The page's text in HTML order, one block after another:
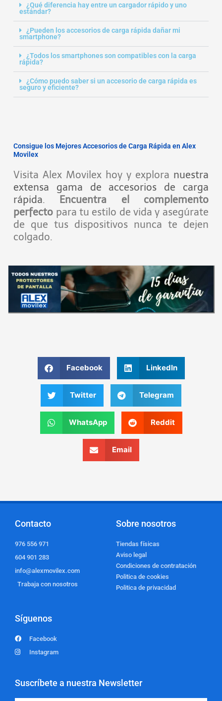
¿Qué diferencia hay entre un cargador rápido y uno
estándar?
¿Pueden los accesorios de carga rápida dañar mi
smartphone?
¿Todos los smartphones son compatibles con la carga
rápida?
¿Cómo puedo saber si un accesorio de carga rápida es
seguro y eficiente?
Consigue los Mejores Accesorios de Carga Rápida en Alex
Movilex
Visita Alex Movilex hoy y explora nuestra
extensa gama de accesorios de carga
rápida.
Encuentra el complemento
perfecto para tu estilo de vida y asegúrate
de que tus dispositivos nunca te dejen
colgado.
Facebook LinkedIn
Twitter Telegram
WhatsApp Reddit
Email
Contacto
976 556 971
604 901 283
info@alexmovilex.com
Trabaja con nosotros
Sobre nosotros
Tiendas físicas
Aviso legal
Condiciones de contratación
Politica de cookies
Politica de privacidad
Síguenos
Facebook
Instagram
Suscríbete a nuestra Newsletter